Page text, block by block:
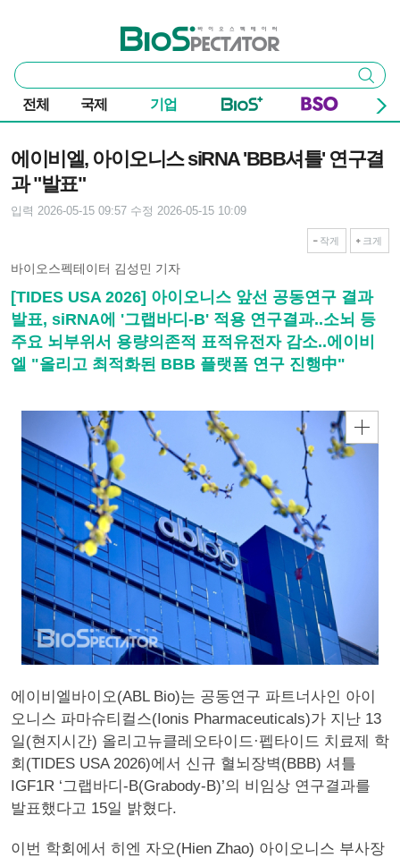
바이오스펙테이터
통
합
검
색
검색
전체 국제 기업
에이비엘, 아이오니스 siRNA 'BBB셔틀' 연구결
과 "발표"
입력 2026-05-15 09:57 수정 2026-05-15 10:09
작게 크게
바이오스펙테이터 김성민 기자
[TIDES USA 2026] 아이오니스 앞선 공동연구 결과
발표, siRNA에 '그랩바디-B' 적용 연구결과..소뇌 등
주요 뇌부위서 용량의존적 표적유전자 감소..에이비
엘 "올리고 최적화된 BBB 플랫폼 연구 진행中"
에이비엘바이오(ABL Bio)는 공동연구 파트너사인 아이
오니스 파마슈티컬스(Ionis Pharmaceuticals)가 지난 13
일(현지시간) 올리고뉴클레오타이드·펩타이드 치료제 학
회(TIDES USA 2026)에서 신규 혈뇌장벽(BBB) 셔틀
IGF1R ‘그랩바디-B(Grabody-B)’의 비임상 연구결과를
발표했다고 15일 밝혔다.
이번 학회에서 히엔 자오(Hien Zhao) 아이오니스 부사장